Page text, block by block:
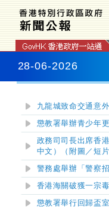
28-06-2026
九龍城致命交通意外
懲教署舉辦青少年
政務司司長出席香
中文）（附圖／短片
警務處舉辦「警察
香港海關破獲一宗
懲教署舉行回歸盃